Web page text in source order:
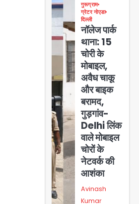
गुरूग्राम
ग्रेटर नोएडा
दिल्ली
नॉलेज पार्क
थाना: 15
चोरी के
मोबाइल,
अवैध चाकू
और बाइक
बरामद,
गुड़गांव-
Delhi लिंक
वाले मोबाइल
चोरों के
नेटवर्क की
आशंका
Avinash
Kumar